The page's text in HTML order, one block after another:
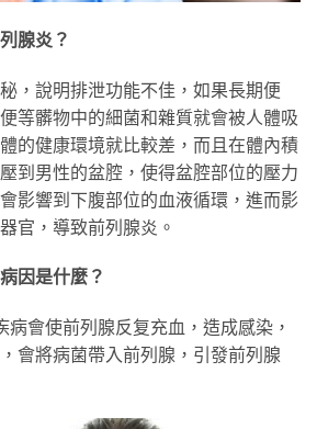
腺炎？
說明排泄功能不佳，如果長期便
等髒物中的細菌和雜質就會被人體吸
的健康環境就比較差，而且在體內積
到男性的盆腔，使得盆腔部位的壓力
影響到下腹部位的血液循環，進而影
官，導致前列腺炎。
因是什麼？
會使前列腺反复充血，造成感染，
會將病菌帶入前列腺，引發前列腺